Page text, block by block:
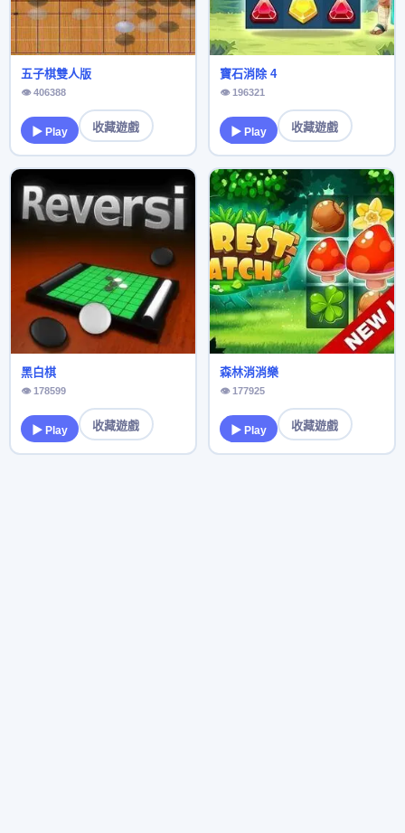
五子棋雙人版
👁 406388
▶ Play 收藏遊戲
寶石消除 4
👁 196321
▶ Play 收藏遊戲
黑白棋
👁 178599
▶ Play 收藏遊戲
森林消消樂
👁 177925
▶ Play 收藏遊戲